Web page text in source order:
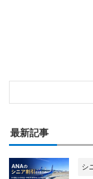
最新記事
シ